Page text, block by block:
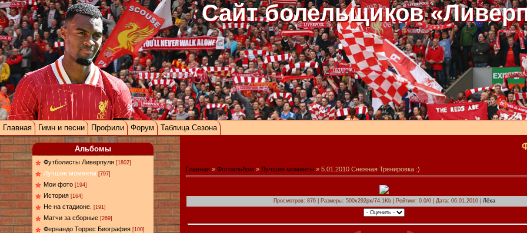
Сайт болельщиков
Главная Гимн и песни Профили Форум Таблица Сезона
Альбомы
Футболисты Ливерпуля [1802]
Лучшие моменты [797]
Мои фото [194]
История [164]
Не на стадионе. [191]
Матчи за сборные [269]
Фернандо Торрес Биография [100]
Главная » Фотоальбом » Лучшие моменты » 5.01.2010 Снежная Тренировка :)
Просмотров: 876 | Размеры: 500x292px/74.1Kb | Рейтинг: 0.0/0 | Дата: 06.01.2010 | Лёха